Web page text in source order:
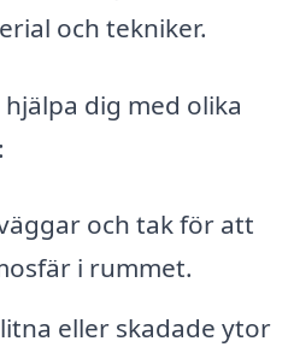
och tekniker.
dig med olika
och tak för att
i rummet.
eller skadade ytor